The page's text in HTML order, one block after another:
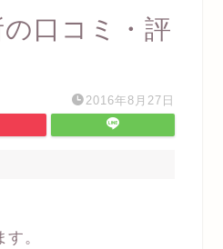
口コミ・評
2016年8月27日
。